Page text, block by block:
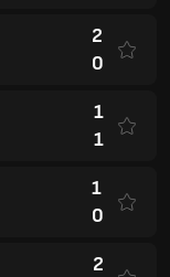
2
0
1
1
1
0
2